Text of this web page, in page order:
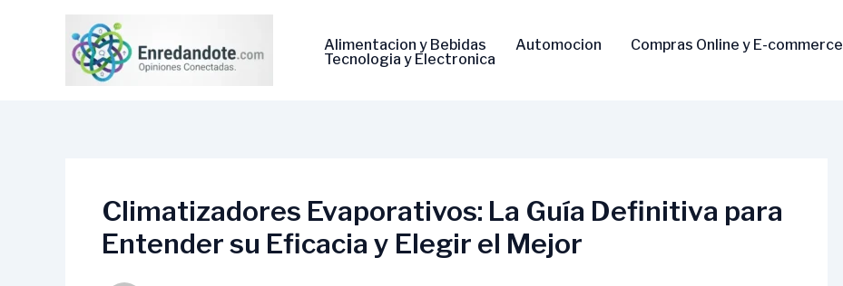
Alimentacion y Bebidas Automocion Compras Online y E-commerce
Tecnologi­a y Electronica
Climatizadores Evaporativos: La Guía Definitiva para
Entender su Eficacia y Elegir el Mejor